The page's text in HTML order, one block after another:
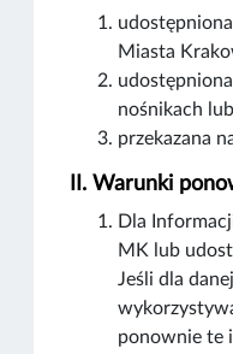
Miasta
nośnikach
przekazana
II. Warunki
Dla
MK lub
Jeśli dla
ponownie te